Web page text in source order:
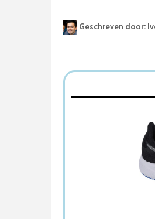
Geschreven door:
3. Under Armour
4. NIKE Air
5. Asics Gel
Wat is de beste
1. Beste
2. Goede Koop